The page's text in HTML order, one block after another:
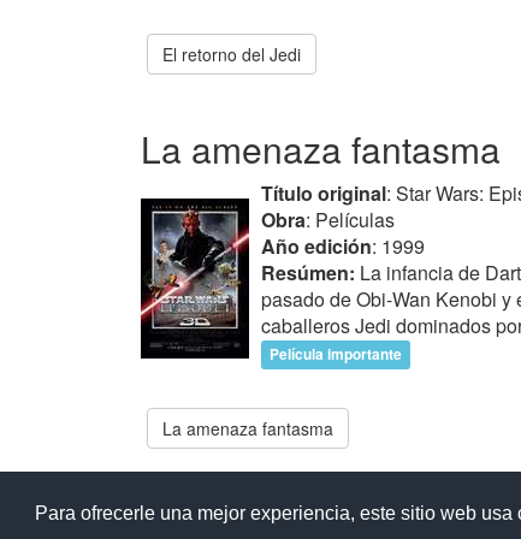
Para ofrecerle una mejor experiencia, este sitio web usa
El retorno del Jedi
La amenaza fantasma
Título original: Star Wars:
Obra: Películas
Año edición: 1999
Resúmen: La infancia de
pasado de Obi-Wan Kenobi
caballeros Jedi dominados
Película importante
La amenaza fantasma